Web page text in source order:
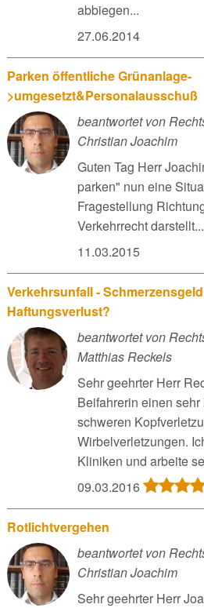
abbiegen...
27.06.2014
Parken öffentliche Grünanlage-
>umgesetzt&Personalausschuß
beantwortet von
Christian Joachim
Guten Tag Herr
parken" nun eine
Fragestellung
Verkehrrecht darstellt...
11.03.2015
Verkehrsunfall -
Haftungsverlust?
beantwortet von
Matthias Reckels
Sehr geehrter Herr
Beifahrerin einen
schweren
Wirbelverletzungen.
Kliniken und arbeite
09.03.2016
Rotlichtvergehen
beantwortet von
Christian Joachim
Sehr geehrter Herr